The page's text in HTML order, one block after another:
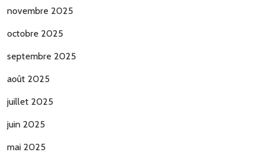
novembre 2025
octobre 2025
septembre 2025
août 2025
juillet 2025
juin 2025
mai 2025